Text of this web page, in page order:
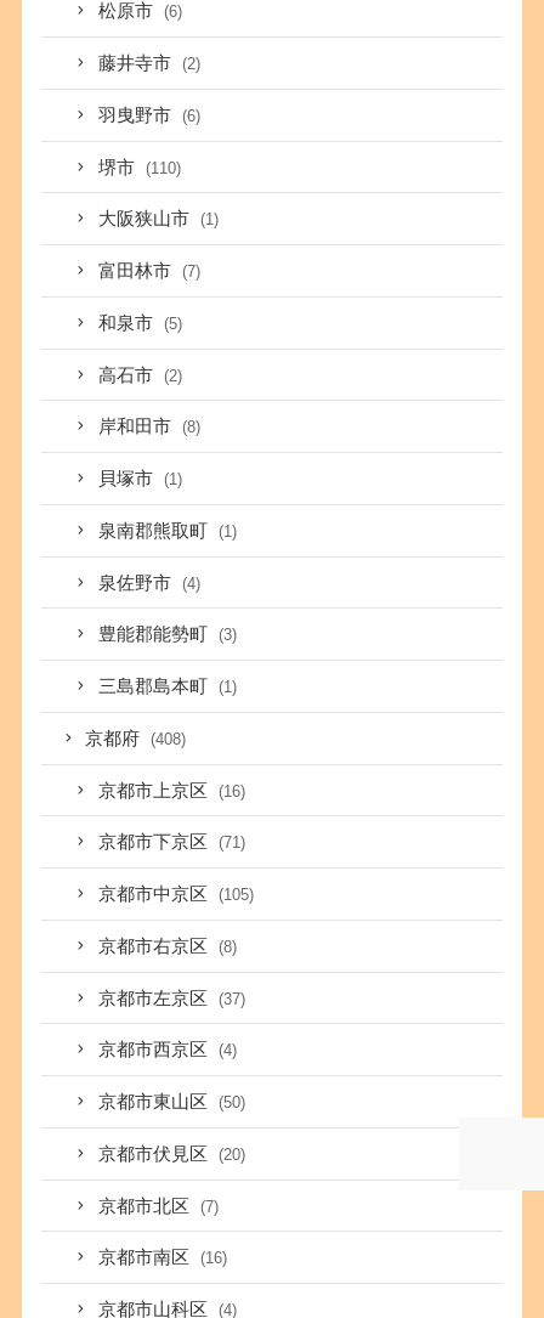
松原市 (6)
藤井寺市 (2)
羽曳野市 (6)
堺市 (110)
大阪狭山市 (1)
富田林市 (7)
和泉市 (5)
高石市 (2)
岸和田市 (8)
貝塚市 (1)
泉南郡熊取町 (1)
泉佐野市 (4)
豊能郡能勢町 (3)
三島郡島本町 (1)
京都府 (408)
京都市上京区 (16)
京都市下京区 (71)
京都市中京区 (105)
京都市右京区 (8)
京都市左京区 (37)
京都市西京区 (4)
京都市東山区 (50)
京都市伏見区 (20)
京都市北区 (7)
京都市南区 (16)
京都市山科区 (4)